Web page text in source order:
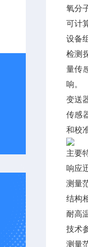
氧分
可计
设备
检测
量传
响。
变送
传感
和校
主要
响应
测量
结构
耐高
技术
测量